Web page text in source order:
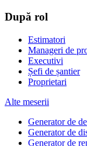
După rol
Estimatori
Manageri de
Executivi
Șefi de șantier
Proprietari
Alte meserii
Generator de
Generator de
Generator de